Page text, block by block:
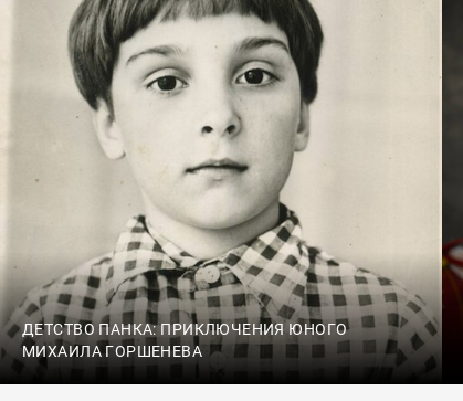
ДЕТСТВО ПАНКА: ПРИКЛЮЧЕНИЯ ЮНОГО
МИХАИЛА ГОРШЕНЕВА